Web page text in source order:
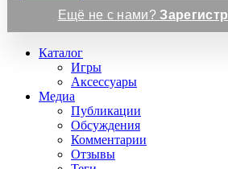
Ещё не с нами?
Каталог
Игры
Аксессуары
Медиа
Публикации
Обсуждения
Комментарии
Отзывы